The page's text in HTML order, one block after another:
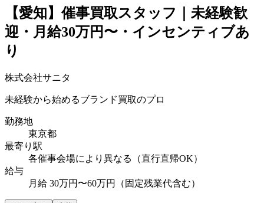
【愛知】催事買取スタッフ｜未経験歓
迎・月給30万円〜・インセンティブあ
り
株式会社サニタ
未経験から始めるブランド買取のプロ
勤務地
東京都
最寄り駅
各催事会場により異なる（直行直帰OK）
給与
月給 30万円〜60万円（固定残業代含む）